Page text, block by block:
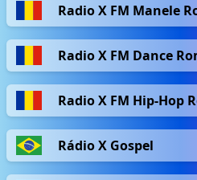
Radio X FM Manele
Radio X FM Dance
Radio X FM Hip-Hop
Rádio X Gospel